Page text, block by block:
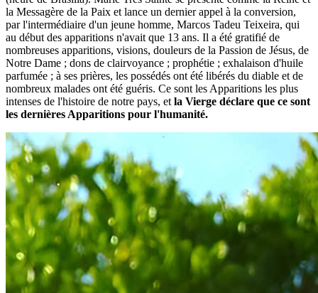
la Messagère de la Paix et lance un dernier appel à la conversion,
par l'intermédiaire d'un jeune homme, Marcos Tadeu Teixeira, qui
au début des apparitions n'avait que 13 ans. Il a été gratifié de
nombreuses apparitions, visions, douleurs de la Passion de Jésus, de
Notre Dame ; dons de clairvoyance ; prophétie ; exhalaison d'huile
parfumée ; à ses prières, les possédés ont été libérés du diable et de
nombreux malades ont été guéris. Ce sont les Apparitions les plus
intenses de l'histoire de notre pays, et la Vierge déclare que ce sont
les dernières Apparitions pour l'humanité.